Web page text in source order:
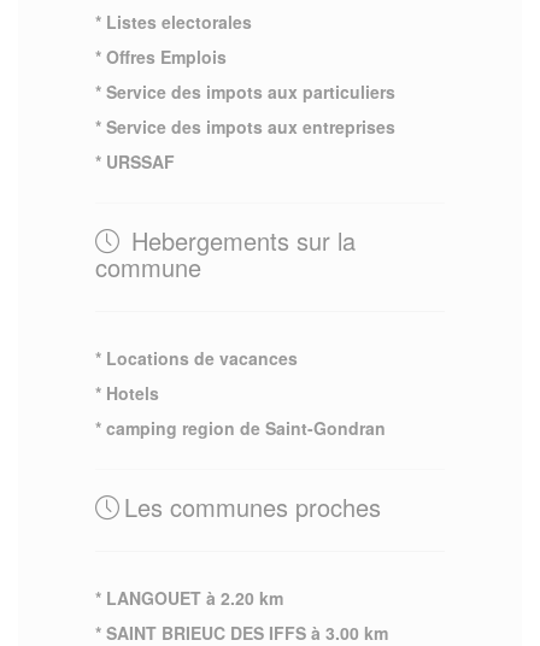
* Listes electorales
* Offres Emplois
* Service des impots aux particuliers
* Service des impots aux entreprises
* URSSAF
Hebergements sur la
commune
* Locations de vacances
* Hotels
* camping region de Saint-Gondran
Les communes proches
* LANGOUET à 2.20 km
* SAINT BRIEUC DES IFFS à 3.00 km